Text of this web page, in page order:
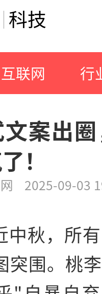
科技
互联网 行
文案出
！
2025-09-03
中秋，所
突围。桃